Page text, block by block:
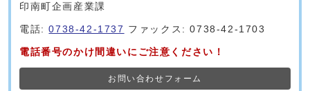
印南町企画産業課
電話:0738-42-1737 ファックス: 0738-42-1703
電話番号のかけ間違いにご注意ください！
お問い合わせフォーム